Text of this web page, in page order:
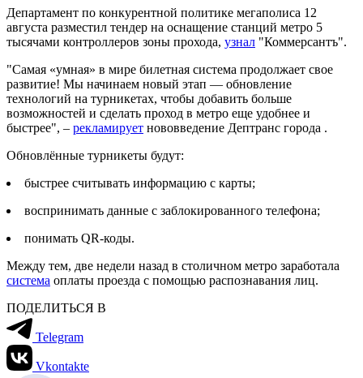
Департамент по конкурентной политике мегаполиса 12
августа разместил тендер на оснащение станций метро 5
тысячами контроллеров зоны прохода, узнал "Коммерсантъ".
"Самая «‎умная» в мире билетная система продолжает свое
развитие! Мы начинаем новый этап — обновление
технологий на турникетах, чтобы добавить больше
возможностей и сделать проход в метро еще удобнее и
быстрее", – рекламирует нововведение Дептранс города .
Обновлённые турникеты будут:
быстрее считывать информацию с карты;
воспринимать данные с заблокированного телефона;
понимать QR-коды.
Между тем, две недели назад в столичном метро заработала
система оплаты проезда c помощью распознавания лиц.
ПОДЕЛИТЬСЯ В
Telegram
Vkontakte